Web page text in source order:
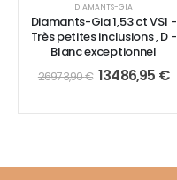
DIAMANTS-GIA
Diamants-Gia 1,53 ct VS1 -
Très petites inclusions , D -
Blanc exceptionnel
26973,90€ 13486,95 €